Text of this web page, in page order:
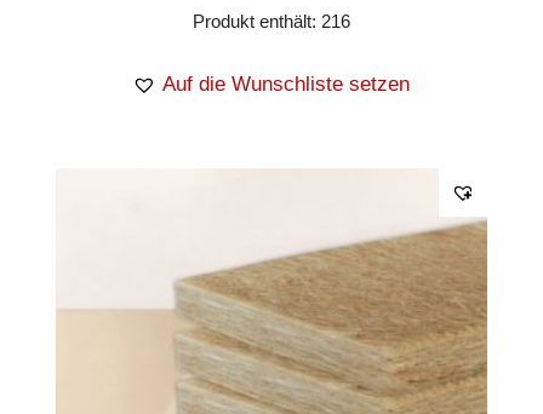
Produkt enthält: 216
Auf die Wunschliste setzen